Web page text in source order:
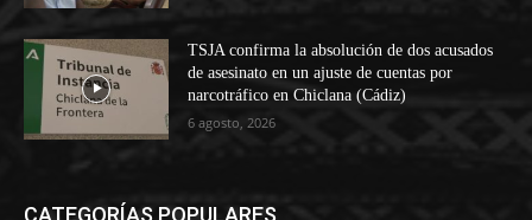
TSJA confirma la absolución de dos acusados
de asesinato en un ajuste de cuentas por
narcotráfico en Chiclana (Cádiz)
6 agosto, 2026
CATEGORÍAS POPULARES